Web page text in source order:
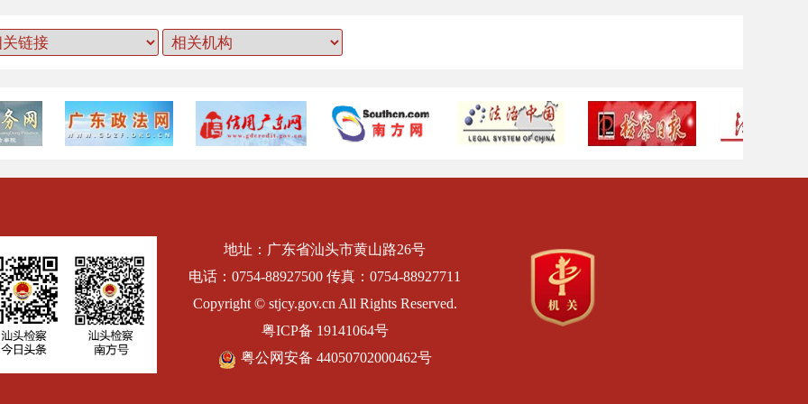
地址：广东省汕头市黄山路26号
电话：0754-88927500 传真：0754-88927711
Copyright © stjcy.gov.cn All Rights Reserved.
粤ICP备 19141064号
粤公网安备 44050702000462号